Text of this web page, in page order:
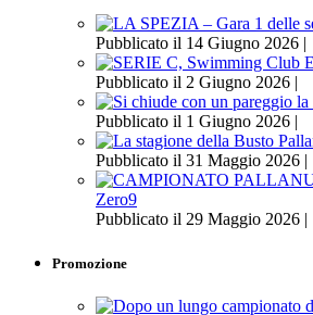
Pubblicato il 14 Giugno 2026 |
Pubblicato il 2 Giugno 2026 |
Pubblicato il 1 Giugno 2026 |
Pubblicato il 31 Maggio 2026 |
Zero9
Pubblicato il 29 Maggio 2026 |
Promozione